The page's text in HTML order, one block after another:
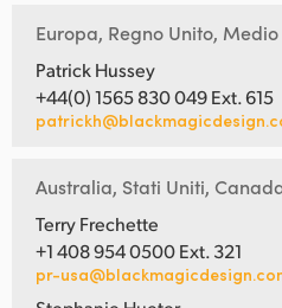
Europa, Regno Unito,
Patrick Hussey
+44(0) 1565 830 049 Ext. 615
Australia, Stati Uniti,
Terry Frechette
+1 408 954 0500 Ext. 321
pr-